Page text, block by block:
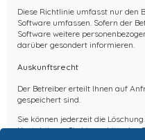
Diese Richtlinie umfasst nur den
Software umfassen. Sofern der
Software weitere
darüber gesondert informieren.
Auskunftsrecht
Der Betreiber erteilt Ihnen auf
gespeichert sind.
Sie können jederzeit die
Kontaktieren Sie hierzu bitte den